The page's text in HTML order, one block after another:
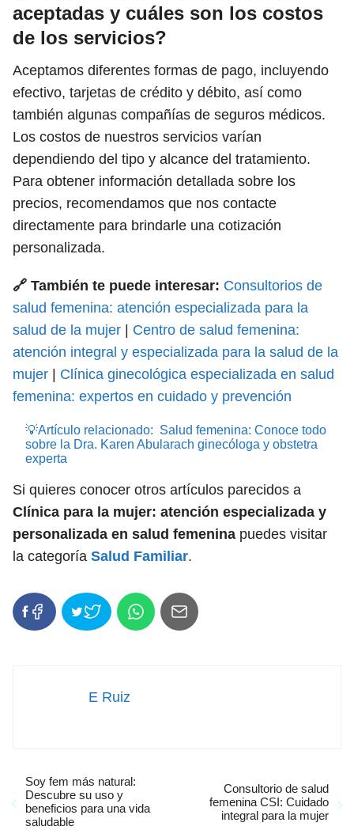
aceptadas y cuáles son los costos
de los servicios?
Aceptamos diferentes formas de pago, incluyendo
efectivo, tarjetas de crédito y débito, así como
también algunas compañías de seguros médicos.
Los costos de nuestros servicios varían
dependiendo del tipo y alcance del tratamiento.
Para obtener información detallada sobre los
precios, recomendamos que nos contacte
directamente para brindarle una cotización
personalizada.
🔗 También te puede interesar: Consultorios de
salud femenina: atención especializada para la
salud de la mujer
Centro de salud femenina:
atención integral y especializada para la salud de la
mujer
Clínica ginecológica especializada en salud
femenina: expertos en cuidado y prevención
💡Artículo relacionado: Salud femenina: Conoce todo
sobre la Dra. Karen Abularach ginecóloga y obstetra
experta
Si quieres conocer otros artículos parecidos a
Clínica para la mujer: atención especializada y
personalizada en salud femenina puedes visitar
la categoría Salud Familiar.
E Ruiz
Soy fem más natural:
Descubre su uso y
beneficios para una vida
saludable
Consultorio de salud
femenina CSI: Cuidado
integral para la mujer